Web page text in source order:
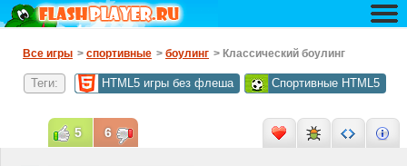
Все игры > спортивные > боулинг > Классический боулинг
Теги: HTML5 игры без флеша Спортивные HTML5
5 6